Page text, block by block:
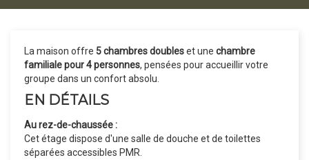
La maison offre 5 chambres doubleset une chambre
familiale pour 4 personnes, pensées pour accueillir votre
groupe dans un confort absolu.
EN DÉTAILS
Au rez-de-chaussée :
Cet étage dispose d'une salle de douche et de toilettes
séparées accessibles PMR.